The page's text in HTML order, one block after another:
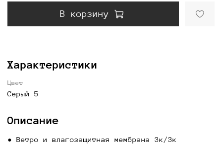
В корзину
Характеристики
Цвет
Серый 5
Описание
• Ветро и влагозащитная мембрана 3к/3к